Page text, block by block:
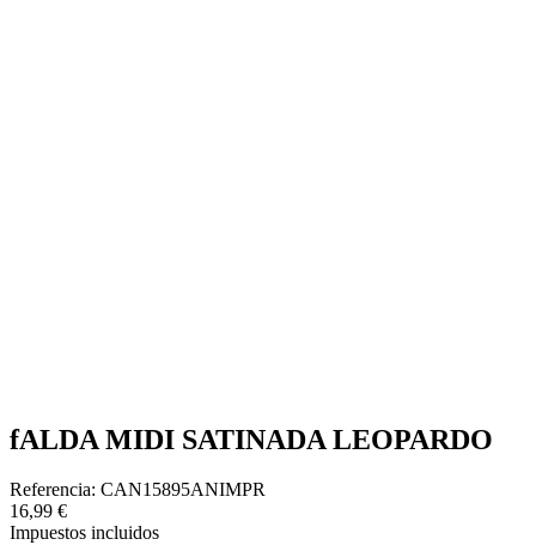
fALDA MIDI SATINADA LEOPARDO
Referencia: CAN15895ANIMPR
16,99 €
Impuestos incluidos